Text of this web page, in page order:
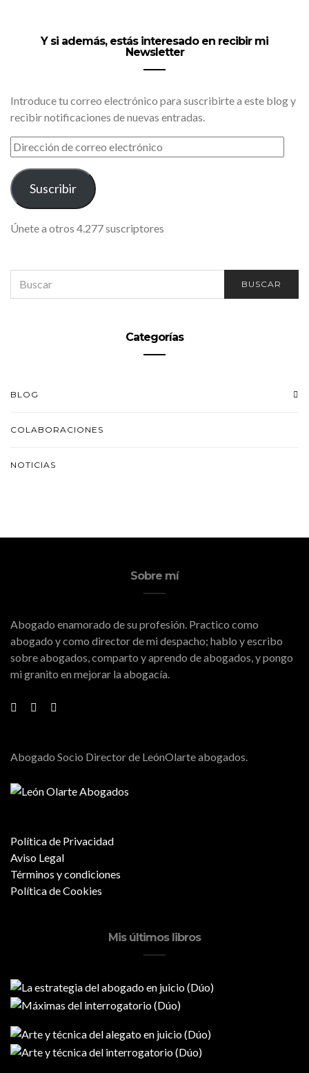
Y si además, estás interesado en recibir mi
Newsletter
Introduce tu correo electrónico para suscribirte a este blog y
recibir notificaciones de nuevas entradas.
DIRECCIÓN
DE
CORREO
ELECTRÓNICO
Suscribir
Únete a otros 4.277 suscriptores
FOR:
BUSCAR
Categorías
BLOG
COLABORACIONES
NOTICIAS
Sobre mí
Abogado enamorado de su profesión. Practico como
abogado y como director de mi despacho; hablo y escribo
sobre abogados, comparto y aprendo de abogados, y pongo
mi granito en mejorar la abogacía.
Abogado Socio Director de LeónOlarte abogados.
Política de Privacidad
Aviso Legal
Términos y condiciones
Política de Cookies
Mis últimos libros